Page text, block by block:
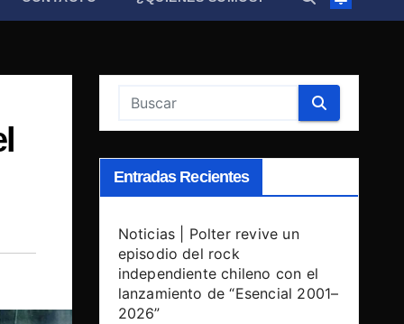
Entradas Recientes
Noticias | Polter revive un
episodio del rock
independiente chileno con el
lanzamiento de “Esencial 2001–
2026”